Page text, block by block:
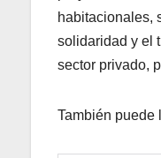
habitacionales,
solidaridad y el
sector privado,
También puede